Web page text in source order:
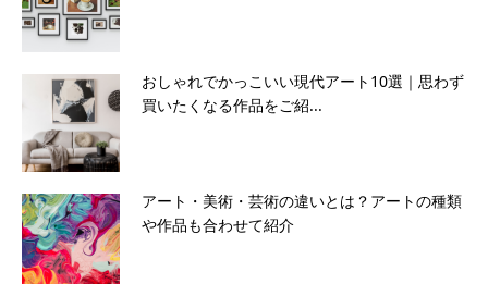
おしゃれでかっこいい現代アート10選｜思わず
買いたくなる作品をご紹...
アート・美術・芸術の違いとは？アートの種類
や作品も合わせて紹介